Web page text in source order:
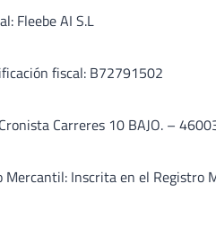
Fleebe AI S.L
fiscal: B72791502
Carreres 10 BAJO. –
Inscrita en el Registro